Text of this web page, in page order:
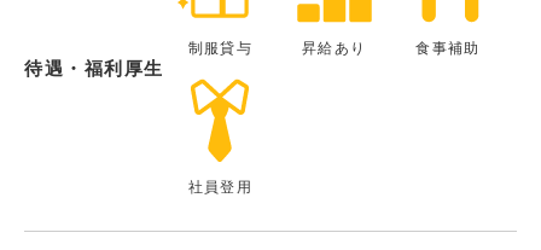
待遇・福利厚生
制服貸与 昇給あり 食事補助
社員登用